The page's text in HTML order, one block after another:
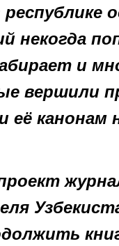
республике
некогда
и
вершили
её канонам